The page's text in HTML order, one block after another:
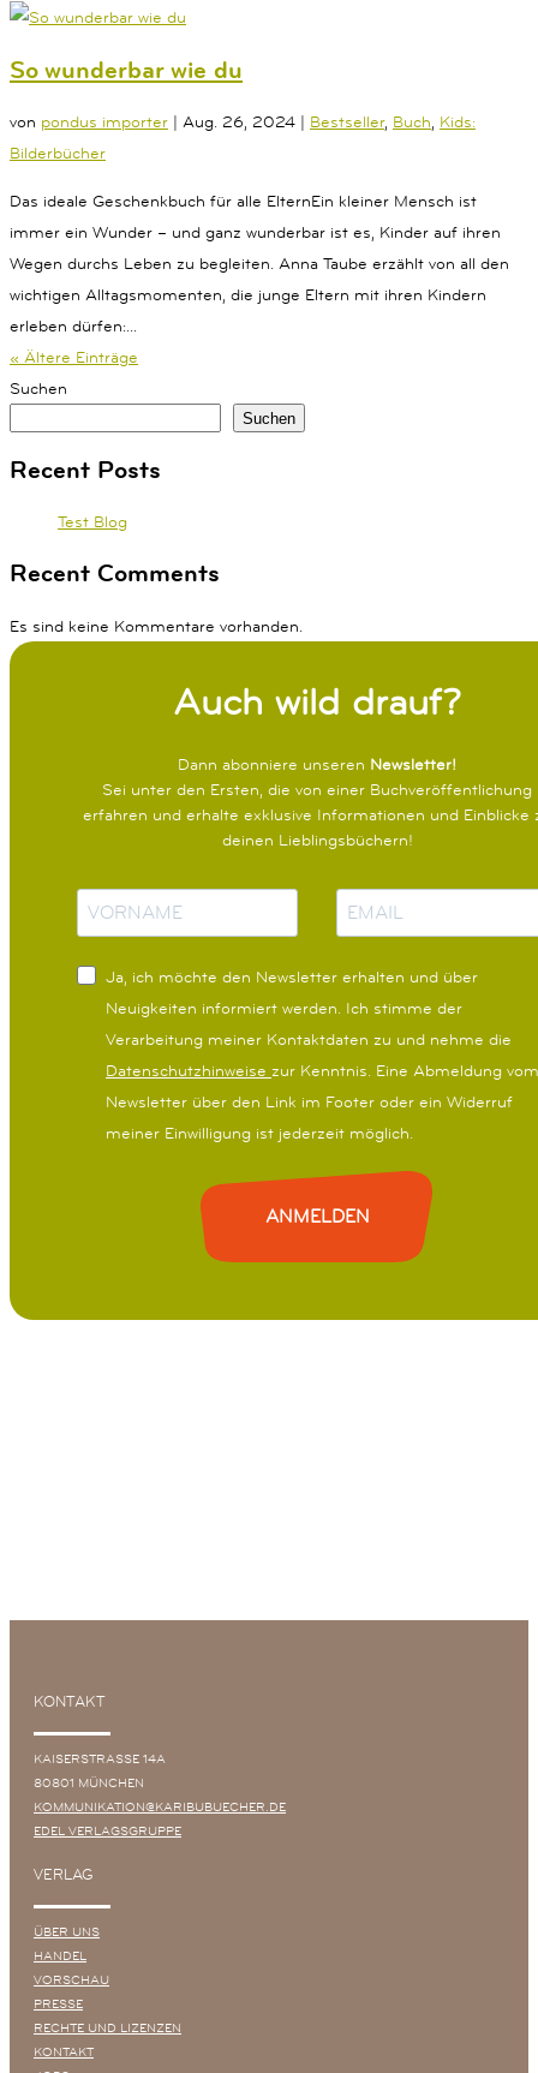
So wunderbar wie du
von pondus importer | Aug. 26, 2024 | Bestseller, Buch, Kids:
Bilderbücher
Das ideale Geschenkbuch für alle ElternEin kleiner Mensch ist
immer ein Wunder – und ganz wunderbar ist es, Kinder auf ihren
Wegen durchs Leben zu begleiten. Anna Taube erzählt von all den
wichtigen Alltagsmomenten, die junge Eltern mit ihren Kindern
erleben dürfen:...
« Ältere Einträge
Suchen
Suchen
Recent Posts
Test Blog
Recent Comments
Es sind keine Kommentare vorhanden.
Auch wild drauf?
Dann abonniere unseren Newsletter!
Sei unter den Ersten, die von einer Buchveröffentlichung
erfahren und erhalte exklusive Informationen und Einblicke
deinen Lieblingsbüchern!
N
e
E
a
i
l
Ja, ich möchte den Newsletter erhalten und über
Neuigkeiten informiert werden. Ich stimme der
Verarbeitung meiner Kontaktdaten zu und nehme die
Datenschutzhinweise zur Kenntnis. Eine Abmeldung vom
Newsletter über den Link im Footer oder ein Widerruf
meiner Einwilligung ist jederzeit möglich.
ANMELDEN
KONTAKT
KAISERSTRASSE 14A
80801 MÜNCHEN
KOMMUNIKATION@KARIBUBUECHER.DE
EDEL VERLAGSGRUPPE
VERLAG
ÜBER UNS
HANDEL
VORSCHAU
PRESSE
RECHTE UND LIZENZEN
KONTAKT